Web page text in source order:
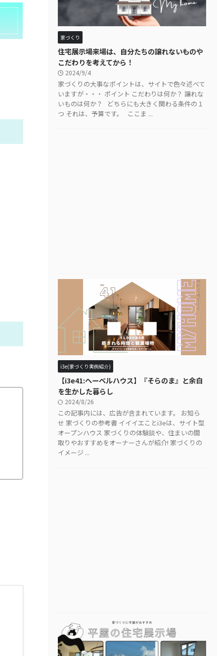
家づくり
住宅展示場来場は、自分たちの譲れないものや
こだわりを考えてから！
2024/9/4
家づくりの大事なポイントは、サイトで色々述べて
いますが・・・ ポイント こだわりは何か？ 譲れな
いものは何か？ どちらにも大きく関わる条件の１
つ それは、予算です。 ここま ...
i3e(家づくり実例紹介)
【i3e41:ヘーベルハウス】『そらのま』と余白
を生かした暮らし
2024/8/26
この記事内には、広告が含まれています。 お知ら
せ 家づくりの参考書 イイイエことi3eは、サイト型
オープンハウス 家づくりの体験談や、住まいの間
取りやおすすめをオーナーさんが紹介! 家づくりの
イメージ ...